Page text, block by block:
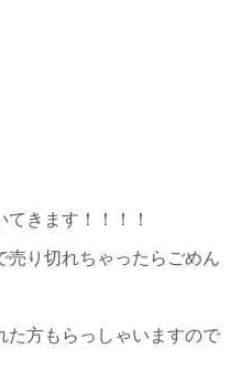
きます！！！！
売り切れちゃったらごめん
た方もらっしゃいますので